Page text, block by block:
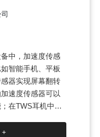
中，加速度传感
智能手机、平板
器实现屏幕翻转
速度传感器可以
在TWS耳机中，
+